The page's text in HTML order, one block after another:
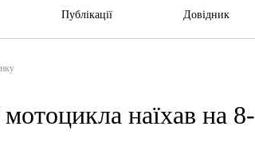
Публікації Довідник
наїхав на 8-